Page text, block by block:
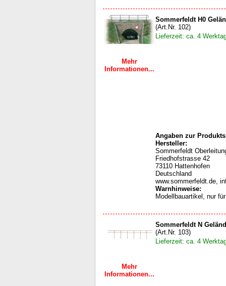
Mehr
Informationen...
Sommerfeldt H0
(Art.Nr. 102)
Lieferzeit: ca. 4
Angaben zur
Hersteller:
Sommerfeldt
Friedhofstrasse 42
73110 Hattenhofen
Deutschland
www.sommerfeldt.de,
Warnhinweise:
Modellbauartikel, nur
Mehr
Informationen...
Sommerfeldt N
(Art.Nr. 103)
Lieferzeit: ca. 4